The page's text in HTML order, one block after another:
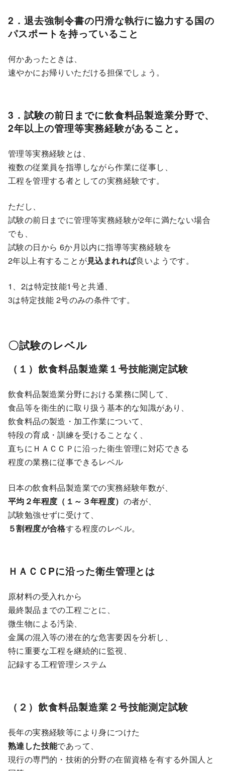
2．退去強制令書の円滑な執行に協力する国の
パスポートを持っていること
何かあったときは、
速やかにお帰りいただける担保でしょう。
3．試験の前日までに飲食料品製造業分野で、
2年以上の管理等実務経験があること。
管理等実務経験とは、
複数の従業員を指導しながら作業に従事し、
工程を管理する者としての実務経験です。
ただし、
試験の前日までに管理等実務経験が2年に満たない場合
でも、
試験の日から 6か月以内に指導等実務経験を
2年以上有することが見込まれれば良いようです。
1、2は特定技能1号と共通、
3は特定技能 2号のみの条件です。
〇試験のレベル
（１）飲食料品製造業１号技能測定試験
飲食料品製造業分野における業務に関して、
食品等を衛生的に取り扱う基本的な知識があり、
飲食料品の製造・加工作業について、
特段の育成・訓練を受けることなく、
直ちにＨＡＣＣＰに沿った衛生管理に対応できる
程度の業務に従事できるレベル
日本の飲食料品製造業での実務経験年数が、
平均２年程度（１～３年程度） の者が、
試験勉強せずに受けて、
５割程度が合格する程度のレベル。
ＨＡＣＣPに沿った衛生管理とは
原材料の受入れから
最終製品までの工程ごとに、
微生物による汚染、
金属の混入等の潜在的な危害要因を分析し、
特に重要な工程を継続的に監視、
記録する工程管理システム
（２）飲食料品製造業２号技能測定試験
長年の実務経験等により身につけた
熟達した技能であって、
現行の専門的・技術的分野の在留資格を有する外国人と